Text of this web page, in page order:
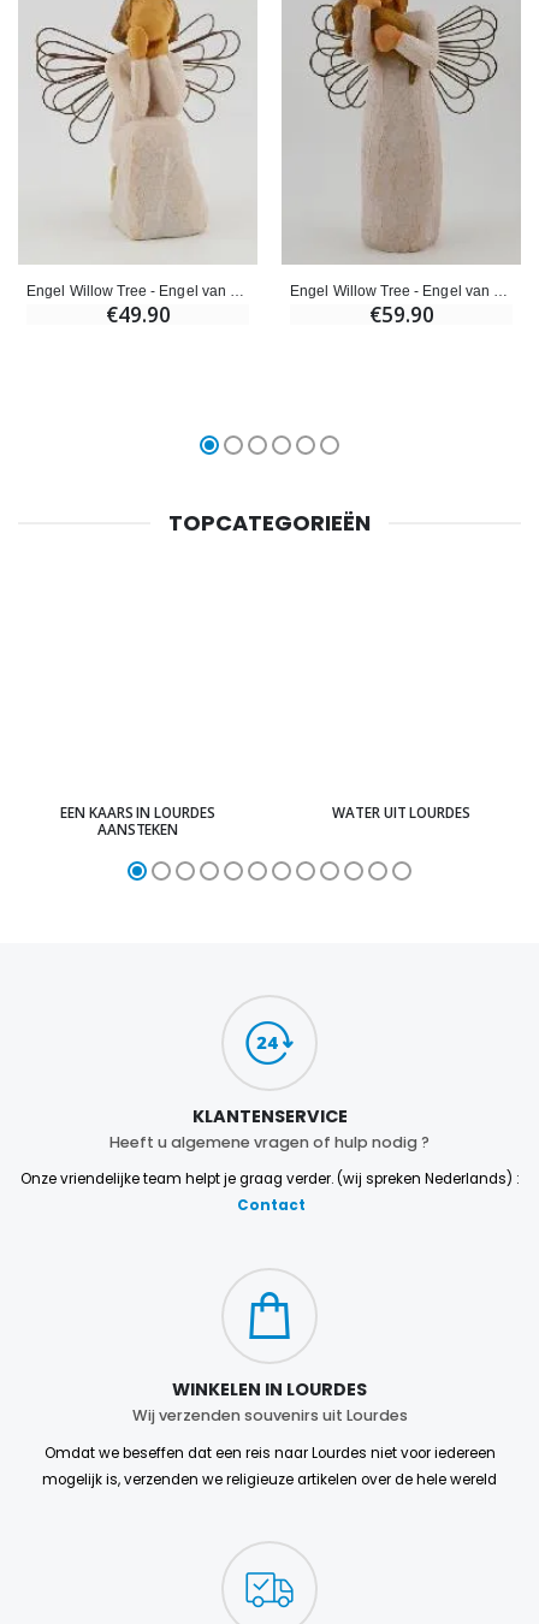
€49.90 €59.90
TOPCATEGORIEËN
EEN KAARS IN LOURDES
AANSTEKEN
WATER UIT LOURDES
KLANTENSERVICE
Heeft u algemene vragen of hulp nodig ?
Onze vriendelijke team helpt je graag verder. (wij spreken Nederlands) :
Contact
WINKELEN IN LOURDES
Wij verzenden souvenirs uit Lourdes
Omdat we beseffen dat een reis naar Lourdes niet voor iedereen
mogelijk is, verzenden we religieuze artikelen over de hele wereld